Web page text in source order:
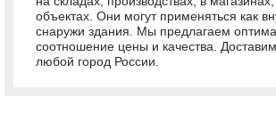
объектах. Они могут применяться как
снаружи здания. Мы предлагаем
соотношение цены и качества.
любой город России.